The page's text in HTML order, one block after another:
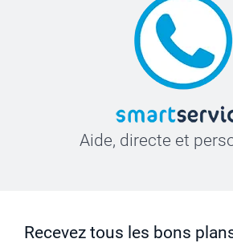
Aide, directe et
Recevez tous les bons